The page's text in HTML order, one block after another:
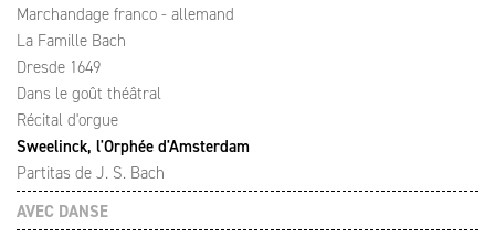
Marchandage franco - allemand
La Famille Bach
Dresde 1649
Dans le goût théâtral
Récital d'orgue
Sweelinck, l'Orphée d'Amsterdam
Partitas de J. S. Bach
AVEC DANSE